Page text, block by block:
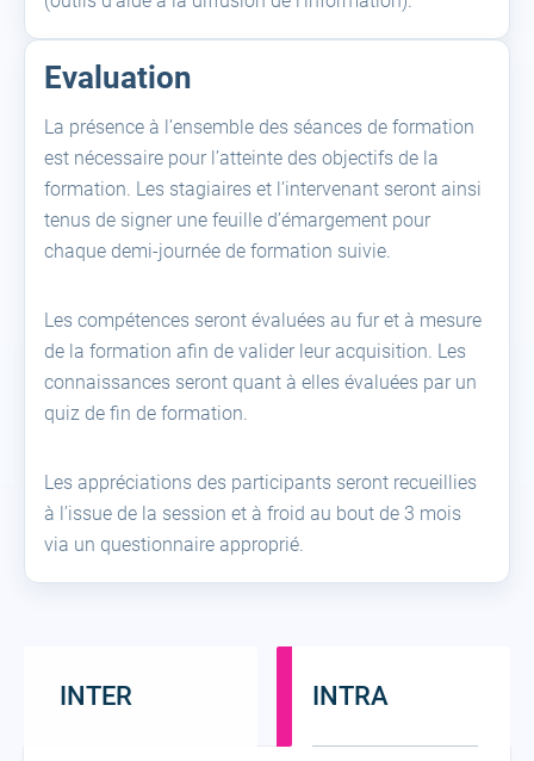
Evaluation
La présence à l’ensemble des séances de formation
est nécessaire pour l’atteinte des objectifs de la
formation. Les stagiaires et l’intervenant seront ainsi
tenus de signer une feuille d’émargement pour
chaque demi-journée de formation suivie.
Les compétences seront évaluées au fur et à mesure
de la formation afin de valider leur acquisition. Les
connaissances seront quant à elles évaluées par un
quiz de fin de formation.
Les appréciations des participants seront recueillies
à l’issue de la session et à froid au bout de 3 mois
via un questionnaire approprié.
INTER INTRA